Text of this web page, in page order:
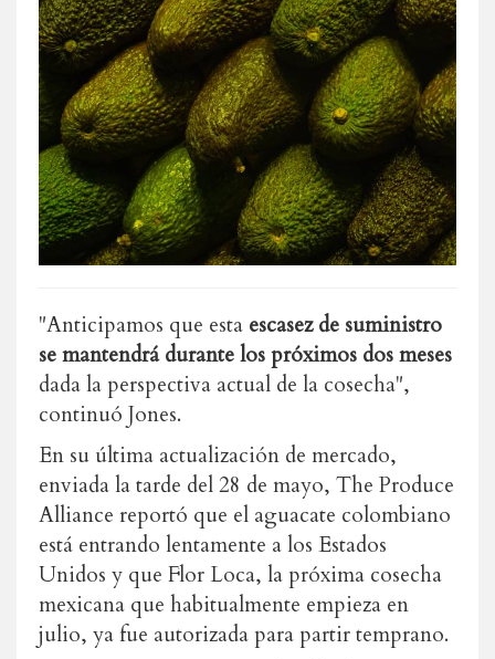
"Anticipamos que esta escasez de suministro
se mantendrá durante los próximos dos meses
dada la perspectiva actual de la cosecha",
continuó Jones.
En su última actualización de mercado,
enviada la tarde del 28 de mayo, The Produce
Alliance reportó que el aguacate colombiano
está entrando lentamente a los Estados
Unidos y que Flor Loca, la próxima cosecha
mexicana que habitualmente empieza en
julio, ya fue autorizada para partir temprano.